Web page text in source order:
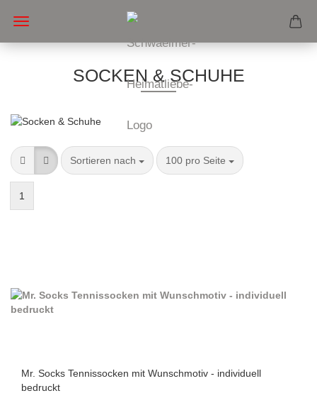
SOCKEN & SCHUHE
Sortieren nach
Sortieren nach 100 pro Seite
pro Seite
1
Mr. Socks Tennissocken mit Wunschmotiv - individuell
bedruckt